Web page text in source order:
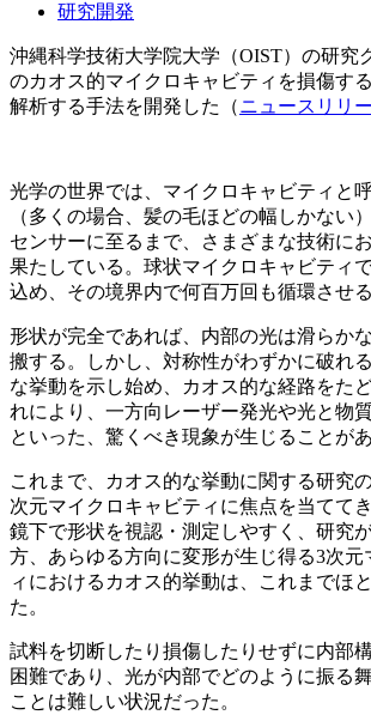
研究開発
沖縄科学技術大学院大学（OIST）の研究
のカオス的マイクロキャビティを損傷す
解析する手法を開発した（ニュースリリ
光学の世界では、マイクロキャビティと
（多くの場合、髪の毛ほどの幅しかない
センサーに至るまで、さまざまな技術に
果たしている。球状マイクロキャビティ
込め、その境界内で何百万回も循環させ
形状が完全であれば、内部の光は滑らか
搬する。しかし、対称性がわずかに破れ
な挙動を示し始め、カオス的な経路をた
れにより、一方向レーザー発光や光と物
といった、驚くべき現象が生じることがあ
これまで、カオス的な挙動に関する研究
次元マイクロキャビティに焦点を当てて
鏡下で形状を視認・測定しやすく、研究
方、あらゆる方向に変形が生じ得る3次元
ィにおけるカオス的挙動は、これまでほ
た。
試料を切断したり損傷したりせずに内部
困難であり、光が内部でどのように振る
ことは難しい状況だった。